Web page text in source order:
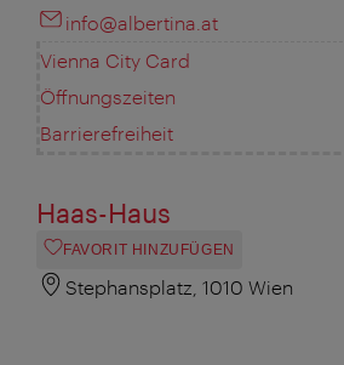
info@albertina.at
Vienna City Card
Öffnungszeiten
Barrierefreiheit
Haas-Haus
FAVORIT HINZUFÜGEN
Stephansplatz, 1010 Wien